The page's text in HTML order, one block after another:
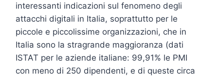
interessanti indicazioni sul fenomeno degli
attacchi digitali in Italia, soprattutto per le
piccole e piccolissime organizzazioni, che in
Italia sono la stragrande maggioranza (dati
ISTAT per le aziende italiane: 99,91% le PMI
con meno di 250 dipendenti, e di queste circa